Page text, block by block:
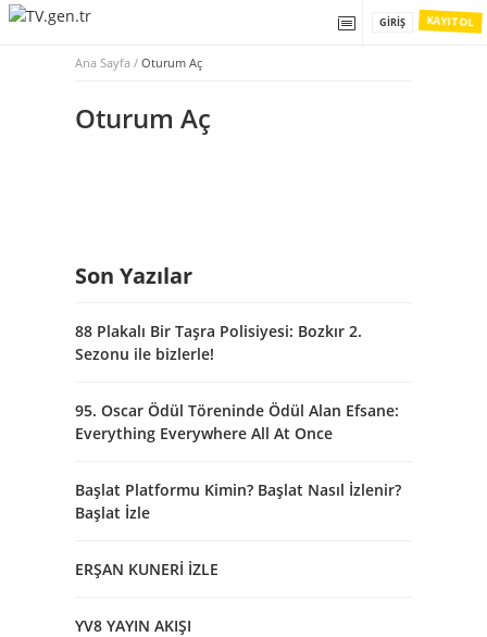
KAYIT OL
GIRIŞ
Ana Sayfa / Oturum Aç
Oturum Aç
Son Yazılar
88 Plakalı Bir Taşra Polisiyesi: Bozkır 2.
Sezonu ile bizlerle!
95. Oscar Ödül Töreninde Ödül Alan Efsane:
Everything Everywhere All At Once
Başlat Platformu Kimin? Başlat Nasıl İzlenir?
Başlat İzle
ERŞAN KUNERİ İZLE
YV8 YAYIN AKIŞI